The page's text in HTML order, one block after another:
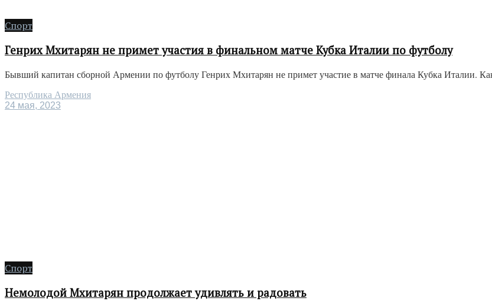
Спорт
Генрих Мхитарян не примет участия в финальном матче Кубка Италии по футболу
Бывший капитан сборной Армении по футболу Генрих Мхитарян не примет участие в матче финала Кубка Италии.
Республика Армения
24 мая, 2023
Спорт
Немолодой Мхитарян продолжает удивлять и радовать